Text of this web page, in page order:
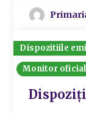
Dispozitiile
Monitor